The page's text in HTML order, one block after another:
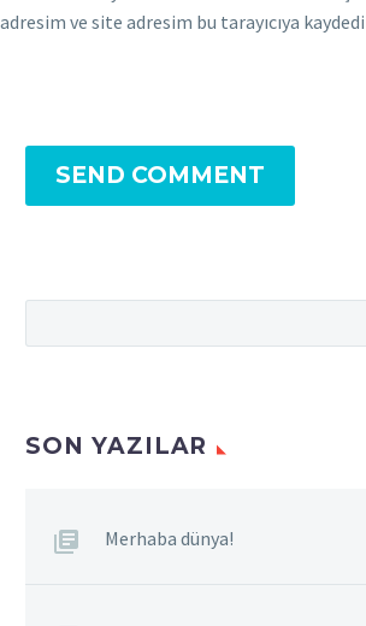
adresim ve site adresim bu tarayıcıya
SEND COMMENT
SON YAZILAR
Merhaba dünya!